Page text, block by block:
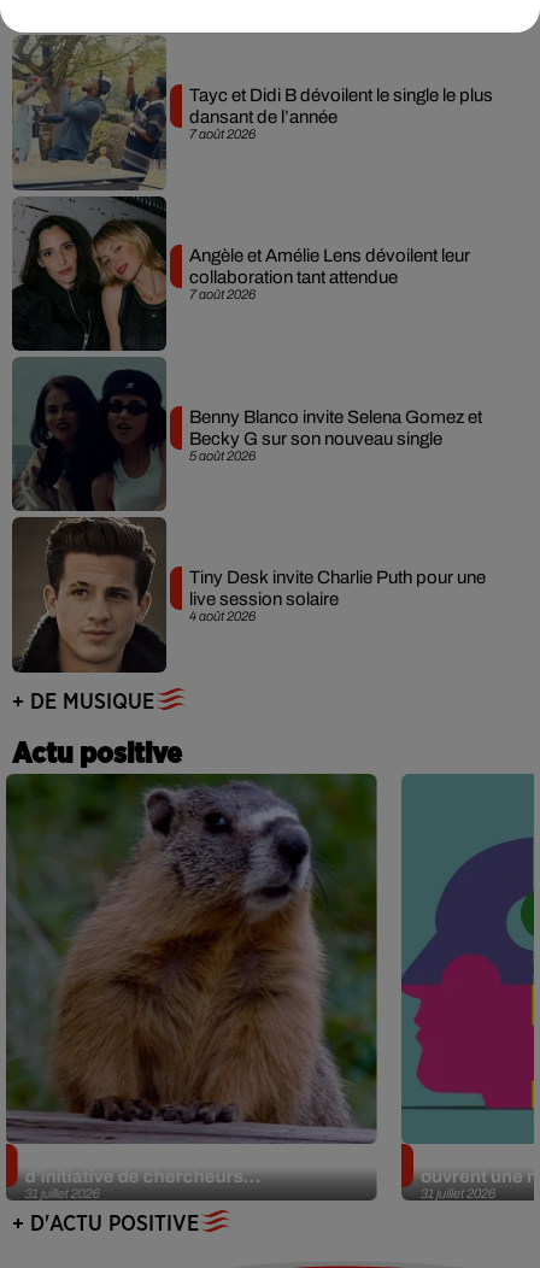
7 août 2026
Tayc et Didi B dévoilent le single le plus
dansant de l’année
7 août 2026
Angèle et Amélie Lens dévoilent leur
collaboration tant attendue
5 août 2026
Benny Blanco invite Selena Gomez et
Becky G sur son nouveau single
4 août 2026
Tiny Desk invite Charlie Puth pour une
live session solaire
+ DE MUSIQUE
Actu positive
31 juillet 2026
d’initiative de chercheurs...
31 juillet 2026
ouvrent une
+ D'ACTU POSITIVE